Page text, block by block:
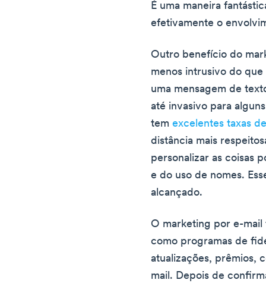
É uma maneira
efetivamente o
Outro benefício do
menos intrusivo do
uma mensagem de
até invasivo para
temexcelentes taxas
distância mais
personalizar as coisas
e do uso de nomes.
alcançado.
O marketing por e-
como programas de
atualizações, prêmios,
mail. Depois de